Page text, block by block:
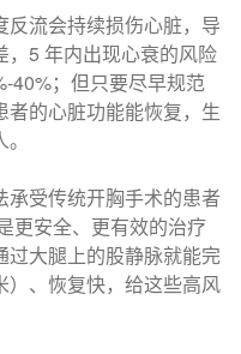
流会持续损伤心脏，导
5 年内出现心衰的风险
40%；但只要尽早规范
的心脏功能能恢复，生
受传统开胸手术的患者
更安全、更有效的治疗
过大腿上的股静脉就能完
）、恢复快，给这些高风